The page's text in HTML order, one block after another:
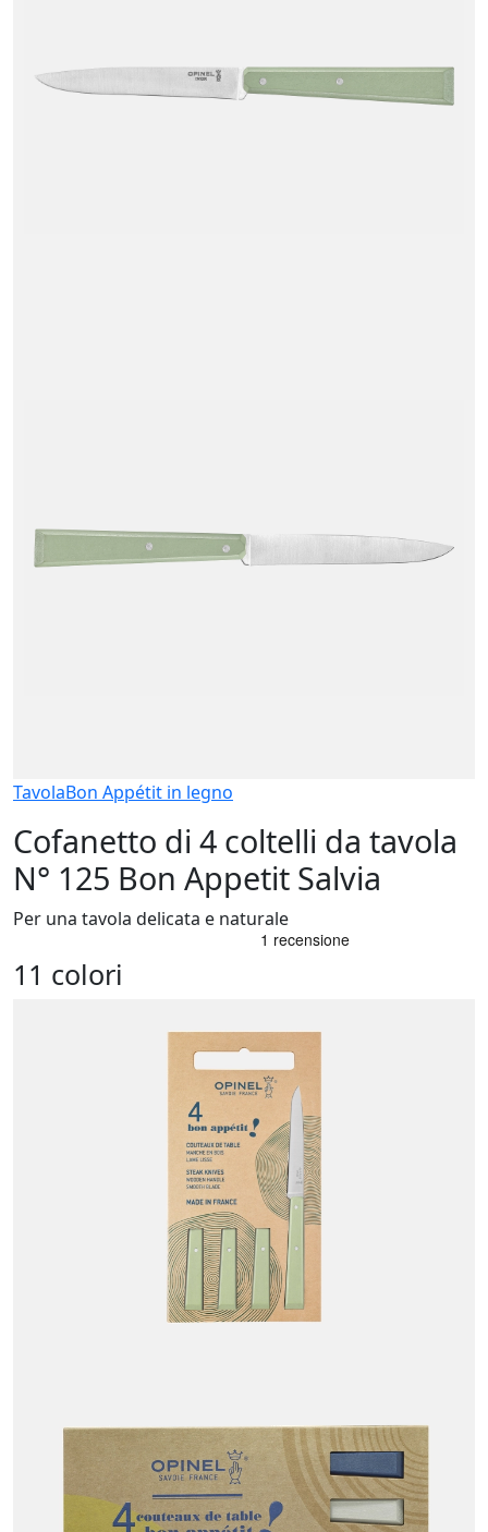
TavolaBon Appétit in legno
Cofanetto di 4 coltelli da tavola
N° 125 Bon Appetit Salvia
Per una tavola delicata e naturale
11 colori